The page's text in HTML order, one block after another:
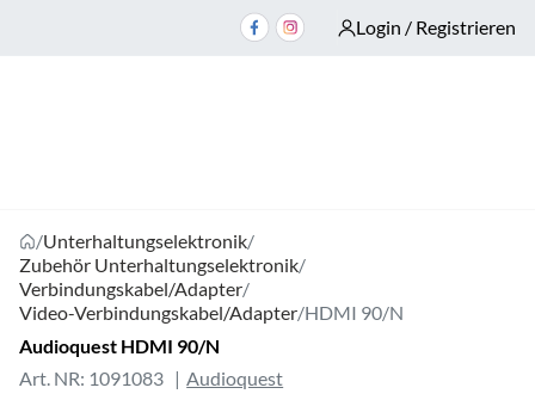
Login / Registrieren
/Unterhaltungselektronik/
Zubehör Unterhaltungselektronik/
Verbindungskabel/Adapter/
Video-Verbindungskabel/Adapter/HDMI 90/N
Audioquest HDMI 90/N
Art. NR: 1091083
Audioquest